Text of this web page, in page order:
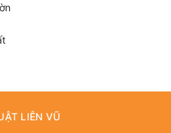
LIÊN VŨ